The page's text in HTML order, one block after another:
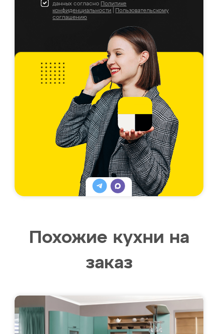
данных согласно Политике
конфиденциальности
Пользовательскому
соглашению
Похожие кухни на
заказ